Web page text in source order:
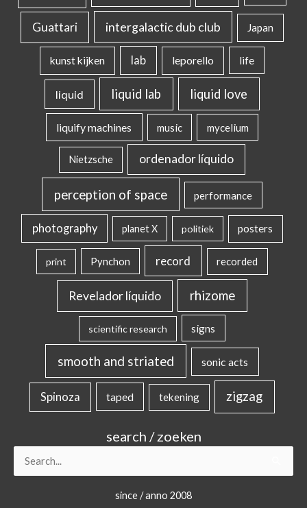
Guattari intergalactic dub club Japan
kunst kijken lab leporello life
liquid liquid lab liquid love
liquify machines music mycelium
Nietzsche ordenador líquido
perception of space performance
photography planet X politiek posters
print Pynchon record recorded
Revelador líquido rhizome
scientific research signs
smooth and striated sonic acts
Spinoza taped tekening zigzag
search / zoeken
Search
for:
since / anno 2008